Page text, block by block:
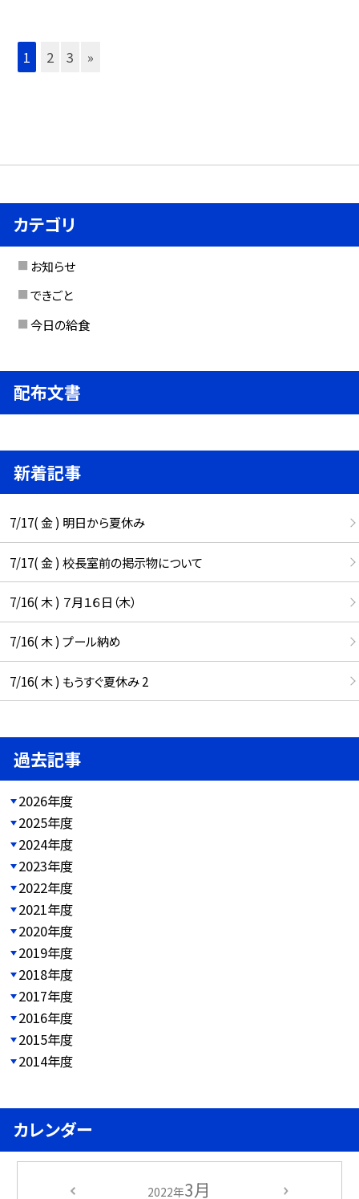
1 2 3 »
カテゴリ
お知らせ
できごと
今日の給食
配布文書
新着記事
7/17( 金 ) 明日から夏休み
7/17( 金 ) 校長室前の掲示物について
7/16( 木 ) ７月１６日（木）
7/16( 木 ) プール納め
7/16( 木 ) もうすぐ夏休み 2
過去記事
2026年度
2025年度
2024年度
2023年度
2022年度
2021年度
2020年度
2019年度
2018年度
2017年度
2016年度
2015年度
2014年度
カレンダー
2022年3月